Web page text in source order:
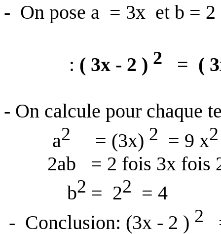
- On pose a = 3x et b = 2
: ( 3x - 2 ) 2 = (
- On calcule pour chaque
a2 = (3x) 2 = 9 x2
2ab
= 2 fois 3x fois
b2 = 22 = 4
- Conclusion: (3x - 2 ) 2